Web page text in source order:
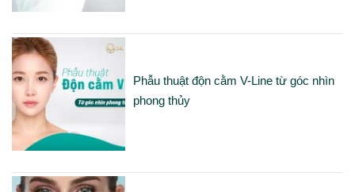
Phẫu thuật độn cằm V-Line từ góc nhìn
phong thủy